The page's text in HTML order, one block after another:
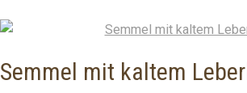
Semmel mit kaltem